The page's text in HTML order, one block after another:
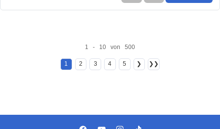
1 - 10 von 500
1 2 3 4 5 ❯ ❯❯